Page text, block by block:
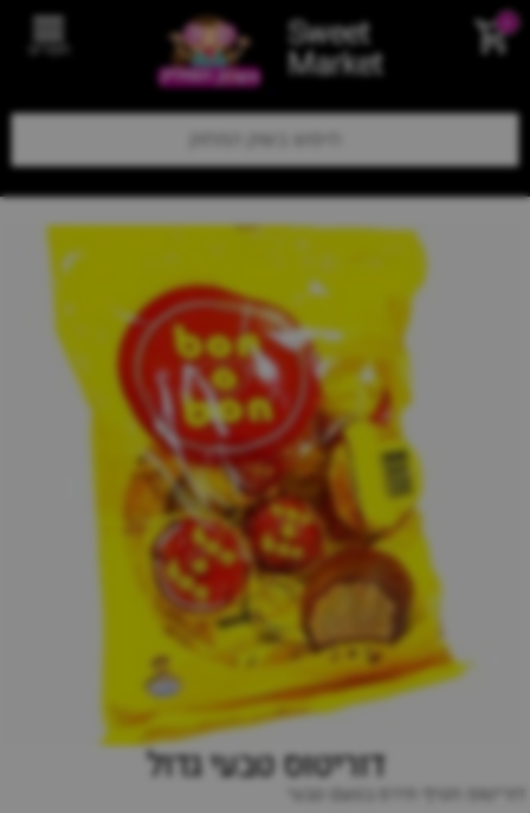
Sweet
Market תפריט
דוריטוס טבעי גדול
דוריטוס חטיף תירס בטעם טבעי